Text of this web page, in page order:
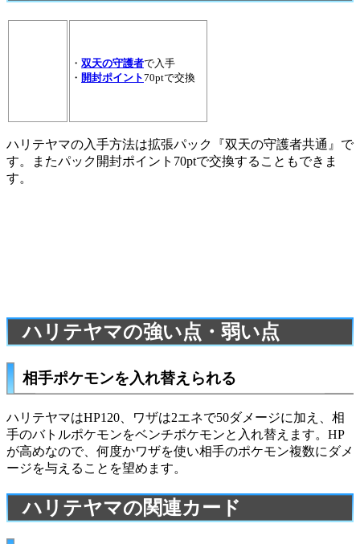
・ 双天の守護者で入手
・ 開封ポイント70ptで交換
ハリテヤマの入手方法は拡張パック『双天の守護者共通』で
す。またパック開封ポイント70ptで交換することもできま
す。
ハリテヤマの強い点・弱い点
相手ポケモンを入れ替えられる
ハリテヤマはHP120、ワザは2エネで50ダメージに加え、相
手のバトルポケモンをベンチポケモンと入れ替えます。HP
が高めなので、何度かワザを使い相手のポケモン複数にダメ
ージを与えることを望めます。
ハリテヤマの関連カード